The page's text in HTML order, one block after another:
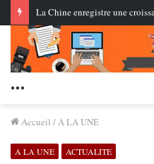
Accueil /A LA UNE
A LA UNE ACTUALITE